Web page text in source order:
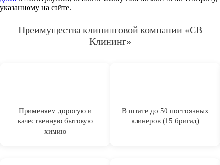
указанному на сайте.
Преимущества клининговой компании «СВ
Клининг»
Применяем дорогую и
качественную бытовую
химию
В штате до 50 постоянных
клинеров (15 бригад)